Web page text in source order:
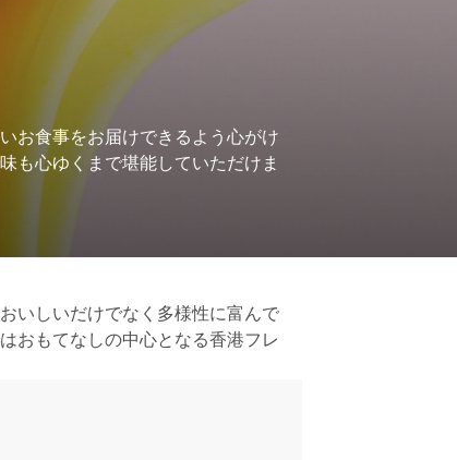
お食事をお届けできるよう心がけ
も心ゆくまで堪能していただけま
いしいだけでなく多様性に富んで
おもてなしの中心となる香港フレ